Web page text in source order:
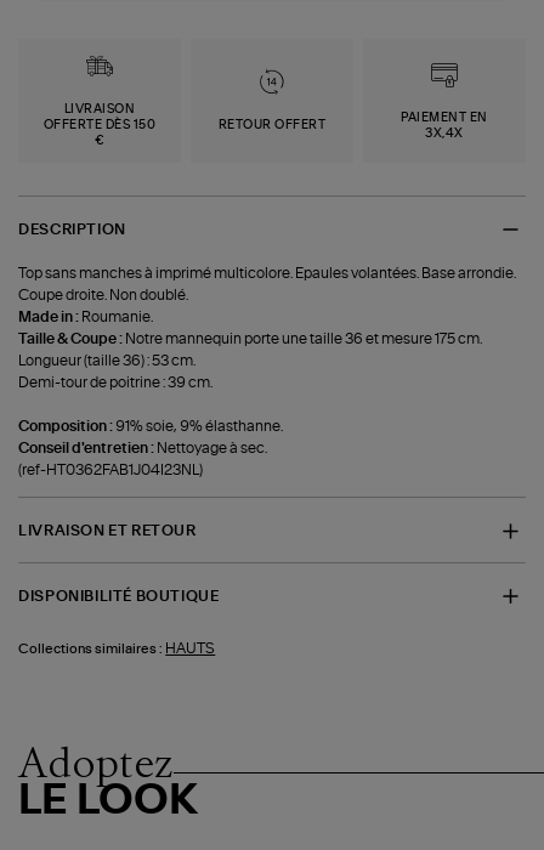
LIVRAISON
OFFERTE DÈS 150
€
RETOUR OFFERT
PAIEMENT EN
3X,4X
DESCRIPTION
Top sans manches à imprimé multicolore. Epaules volantées. Base arrondie.
Coupe droite. Non doublé.
Made in : Roumanie.
Taille & Coupe : Notre mannequin porte une taille 36 et mesure 175 cm.
Longueur (taille 36) : 53 cm.
Demi-tour de poitrine : 39 cm.
Composition : 91% soie, 9% élasthanne.
Conseil d'entretien : Nettoyage à sec.
(ref-HT0362FAB1J04I23NL)
LIVRAISON ET RETOUR
DISPONIBILITÉ BOUTIQUE
Collections similaires : HAUTS
Adoptez
LE LOOK